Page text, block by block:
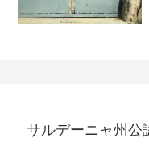
サルデーニャ州公